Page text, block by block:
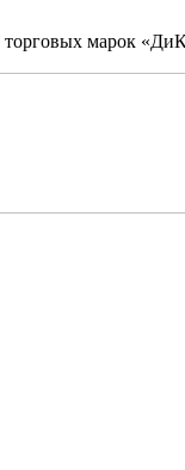
торговых марок